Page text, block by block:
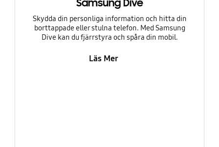
Samsung Dive
Skydda din personliga information och hitta din
borttappade eller stulna telefon. Med Samsung
Dive kan du fjärrstyra och spåra din mobil.
Läs Mer